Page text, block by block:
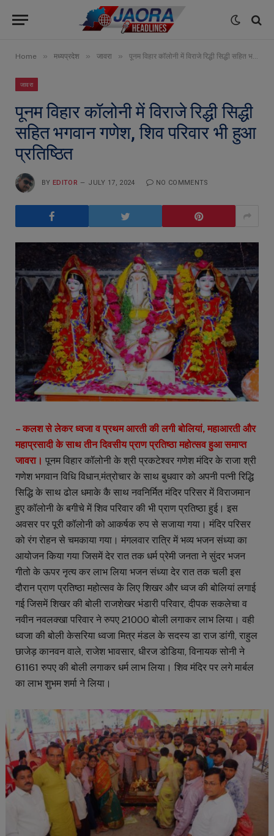
Home » मध्यप्रदेश » जावरा » पूनम विहार कॉलोनी में विराजे रिद्धी सिद्धी सहित भगवान गणेश, शिव परिवार भी हुआ प्रतिष्ठित
जावरा
पूनम विहार कॉलोनी में विराजे रिद्धी सिद्धी
सहित भगवान गणेश, शिव परिवार भी हुआ
प्रतिष्ठित
BY EDITOR JULY 17, 2024 NO COMMENTS
– कलश से लेकर ध्वजा व प्रथम आरती की लगी बोलियां, महाआरती और
महाप्रसादी के साथ तीन दिवसीय प्राण प्रतिष्ठा महोत्सव हुआ समाप्त
जावरा। पूनम विहार कॉलोनी के श्री प्रकटेश्वर गणेश मंदिर के राजा श्री
गणेश भगवान विधि विधान,मंत्रोचार के साथ बुधवार को अपनी पत्नी रिद्धि
सिद्धि के साथ ढोल धमाके कै साथ नवनिर्मित मंदिर परिसर में विराजमान
हुए कॉलोनी के बगीचे में शिव परिवार की भी प्राण प्रतिष्ठा हुई। इस
अवसर पर पूरी कॉलोनी को आकर्षक रुप से सजाया गया। मंदिर परिसर
को रंग रोहन से चमकाया गया। मंगलवार रात्रि में भव्य भजन संध्या का
आयोजन किया गया जिसमें देर रात तक धर्म प्रेमी जनता ने सुंदर भजन
गीतो के ऊपर नृत्य कर लाभ लिया भजन संध्या देर रात तक चली इस
दौरान प्राण प्रतिष्ठा महोत्सव के लिए शिखर और ध्वज की बोलियां लगाई
गई जिसमें शिखर की बोली राजशेखर भंडारी परिवार, दीपक सकलेचा व
नवीन नवलक्खा परिवार ने रुपए 21000 बोली लगाकर लाभ लिया। वही
ध्वजा की बोली केसरिया ध्वजा मित्र मंडल के सदस्य डा राज डांगी, राहुल
छाजेड़ कानवन वाले, राजेश भावसार, धीरज डोडिया, विनायक सोनी ने
61161 रुपए की बोली लगाकर धर्म लाभ लिया। शिव मंदिर पर लगे मार्बल
का लाभ शुभम शर्मा ने लिया।